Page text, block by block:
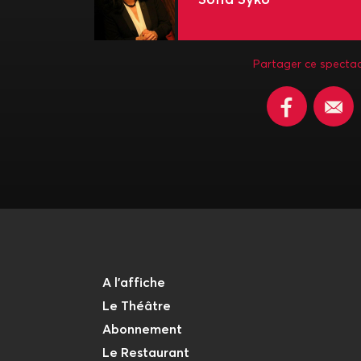
Partager ce
A l'affiche
Le Théâtre
Abonnement
Le Restaurant